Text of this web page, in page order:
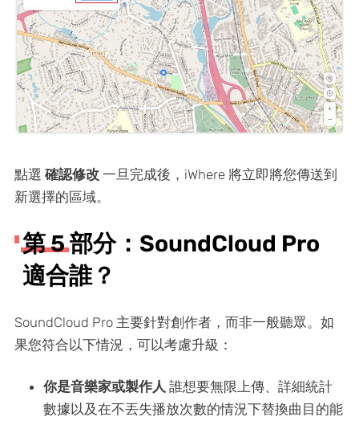
點選 確認修改一旦完成後，iWhere 將立即將您傳送到
新選擇的區域。
第 5 部分：SoundCloud Pro
適合誰？
SoundCloud Pro 主要針對創作者，而非一般聽眾。如
果您符合以下情況，可以考慮升級：
你是音樂家或製作人 誰想要無限上傳、詳細統計
數據以及在不丟失播放次數的情況下替換曲目的能